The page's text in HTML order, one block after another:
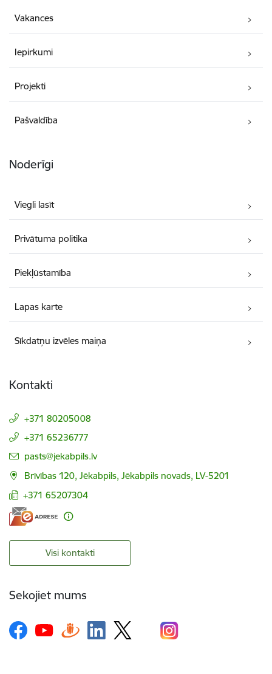
Vakances
Iepirkumi
Projekti
Pašvaldība
Noderīgi
Viegli lasīt
Privātuma politika
Piekļūstamība
Lapas karte
Sīkdatņu izvēles maiņa
Kontakti
+371 80205008
+371 65236777
E-pasts:
pasts@jekabpils.lv
Brīvības 120, Jēkabpils, Jēkabpils novads, LV-5201
+371 65207304
Visi kontakti
Sekojiet mums